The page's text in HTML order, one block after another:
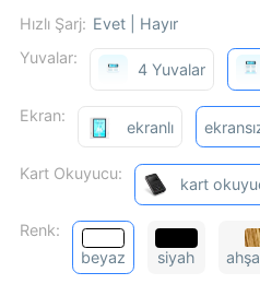
Hızlı Şarj: Evet | Hayır
Yuvalar:
4 Yuvalar
Ekran:
ekranlı
Kart Okuyucu:
kart
Renk:
beyaz
siyah